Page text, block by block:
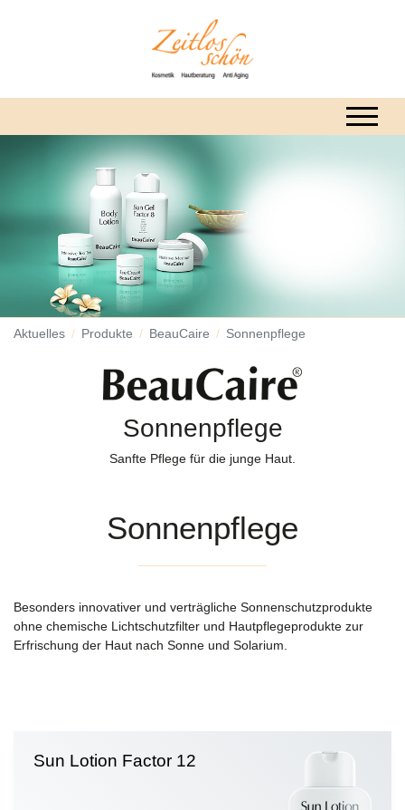
Sonnenpflege
Sanfte Pflege für die junge Haut.
Aktuelles Produkte BeauCaire Sonnenpflege
Sonnenpflege
Besonders innovativer und verträgliche Sonnenschutzprodukte
ohne chemische Lichtschutzfilter und Hautpflegeprodukte zur
Erfrischung der Haut nach Sonne und Solarium.
Sun Lotion Factor 12